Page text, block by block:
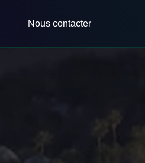
Nous contacter